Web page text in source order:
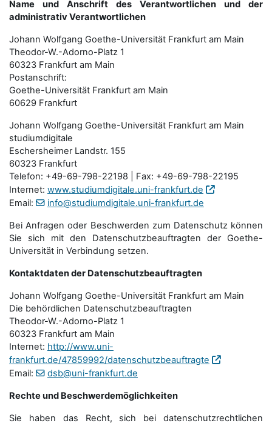
Name und Anschrift des Verantwortlichen und der
administrativ Verantwortlichen
Johann Wolfgang Goethe-Universität Frankfurt am Main
Theodor-W.-Adorno-Platz 1
60323 Frankfurt am Main
Postanschrift:
Goethe-Universität Frankfurt am Main
60629 Frankfurt
Johann Wolfgang Goethe-Universität Frankfurt am Main
studiumdigitale
Eschersheimer Landstr. 155
60323 Frankfurt
Telefon: +49-69-798-22198 | Fax: +49-69-798-22195
Internet: www.studiumdigitale.uni-frankfurt.de
Email:
info@studiumdigitale.uni-frankfurt.de
Bei Anfragen oder Beschwerden zum Datenschutz können
Sie sich mit den Datenschutz­beauftragten der Goethe-
Universität in Verbindung setzen.
Kontaktdaten der Datenschutzbeauftragten
Johann Wolfgang Goethe-Universität Frankfurt am Main
Die behördlichen Datenschutzbeauftragten
Theodor-W.-Adorno-Platz 1
60323 Frankfurt am Main
Internet: http://www.uni-
frankfurt.de/47859992/datenschutzbeauftragte
Email:
dsb@uni-frankfurt.de
Rechte und Beschwerdemöglichkeiten
Sie haben das Recht, sich bei datenschutzrechtlichen